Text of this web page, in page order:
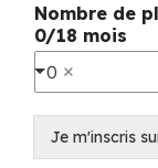
Nombre de
0/18 mois
0
Je m'inscris